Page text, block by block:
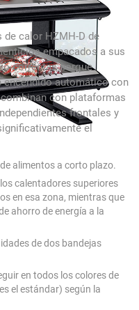
calor HZMH-D de
empacados a sus
correctas porque
encendido automático con
con plataformas
frontales y
el
alimentos a corto plazo.
calentadores superiores
en esa zona, mientras que
ahorro de energía a la
de dos bandejas
en todos los colores de
el estándar) según la